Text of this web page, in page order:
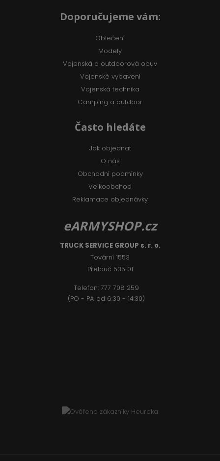
Doporučujeme vám:
Oblečení
Modely
Vojenská a outdoorová obuv
Vojenské vybavení
Vojenská technika
Camping a outdoor
Často hledáte
Jak objednat
O nás
Obchodní podmínky
Velkoobchod
Reklamace objednávky
eARMYSHOP.cz
TRUCK SERVICE GROUP s. r. o.
Tovární 1553
Přelouč 535 01
Telefon: 777 708 259
(PO - PA od 6:30 - 14:30)